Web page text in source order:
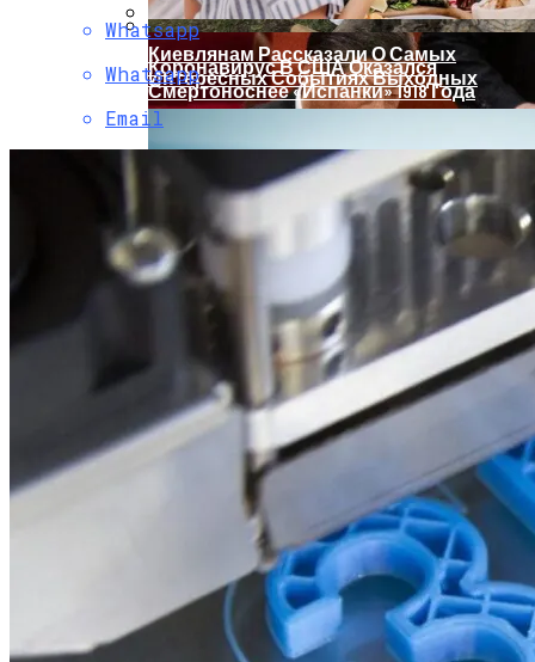
Растущая Концентрация Власти В
Руках Си Цзиньпина: Мир Не Обмануть
Коронавирус В США Оказался
Смертоноснее «испанки» 1918 Года
Извержение Вулкана На Юге Исландии:
Чрезвычайное Положение И Эвакуация
Киевлянам Рассказали О Самых
Интересных Событиях Выходных
Стало Известно, Сколько Бойцов ВСУ
Погибло С Прошлого Перемирия
Whatsapp
Whatsapp
Email